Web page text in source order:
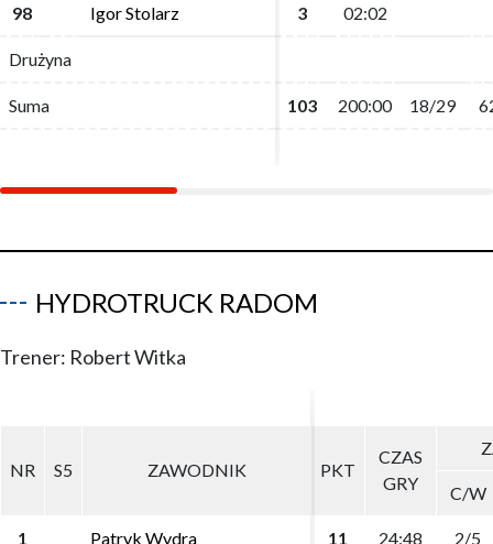
98 Igor Stolarz 3 02:02
Drużyna
Suma 103 200:00 18/29
98 Igor Stolarz 3 02:02
Drużyna
Suma 103 200:00 18/29
HYDROTRUCK RADOM
Trener: Robert Witka
NR S5 ZAWODNIK PKT
CZAS
GRY
C/W
1 Patryk Wydra 11 24:48 2/5
NR S5 ZAWODNIK PKT
CZAS
GRY
C/W
1 Patryk Wydra 11 24:48 2/5